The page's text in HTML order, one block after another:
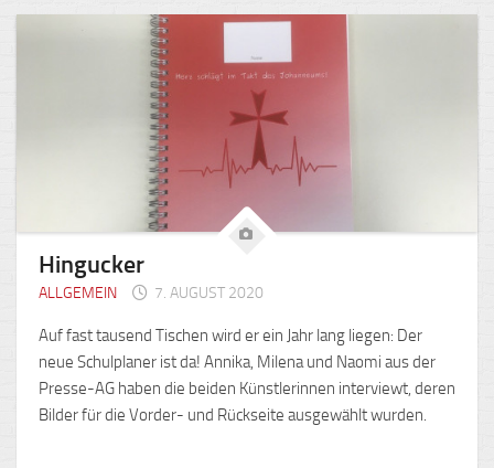
Hingucker
ALLGEMEIN 7. AUGUST 2020
Auf fast tausend Tischen wird er ein Jahr lang liegen: Der
neue Schulplaner ist da! Annika, Milena und Naomi aus der
Presse-AG haben die beiden Künstlerinnen interviewt, deren
Bilder für die Vorder- und Rückseite ausgewählt wurden.